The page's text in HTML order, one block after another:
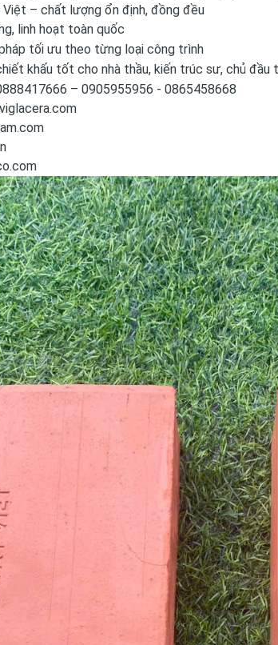
Việt – chất lượng ổn định, đồng đều
linh hoạt toàn quốc
tối ưu theo từng loại công trình
khấu tốt cho nhà thầu, kiến trúc sư, chủ đầu
– 0905955956 - 0865458668